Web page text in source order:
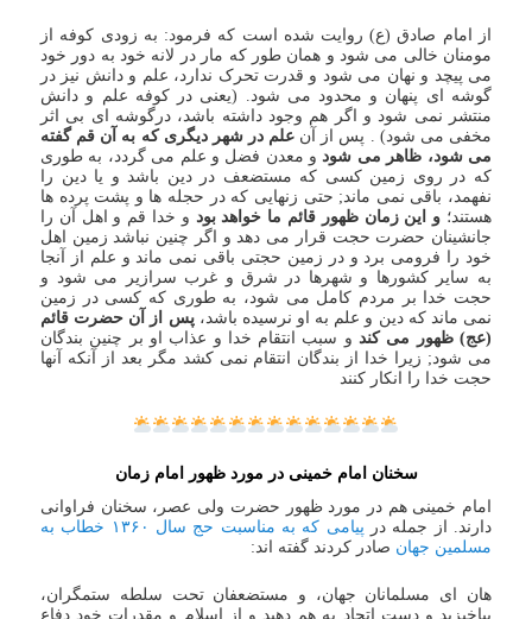
از امام صادق (ع) روایت شده است که فرمود: به زودی کوفه از
مومنان خالی می شود و همان طور که مار در لانه خود به دور خود
می پیچد و نهان می شود و قدرت تحرک ندارد، علم و دانش نیز در
گوشه ای پنهان و محدود می شود. (یعنی در کوفه علم و دانش
منتشر نمی شود و اگر هم وجود داشته باشد، درگوشه ای بی اثر
مخفی می شود) . پس از آن علم در شهر دیگری که به آن قم گفته
می شود، ظاهر می شودو معدن فضل و علم می گردد، به طوری
که در روی زمین کسی که مستضعف در دین باشد و یا دین را
نفهمد، باقی نمی ماند; حتی زنهایی که در حجله ها و پشت پرده ها
هستند؛ و این زمان ظهور قائم ما خواهد بود و خدا قم و اهل آن را
جانشینان حضرت حجت قرار می دهد و اگر چنین نباشد زمین اهل
خود را فرومی برد و در زمین حجتی باقی نمی ماند و علم از آنجا
به سایر کشورها و شهرها در شرق و غرب سرازیر می شود و
حجت خدا بر مردم کامل می شود، به طوری که کسی در زمین
نمی ماند که دین و علم به او نرسیده باشد،پس از آن حضرت قائم
(عج) ظهور می کندو سبب انتقام خدا و عذاب او بر چنین بندگان
می شود; زیرا خدا از بندگان انتقام نمی کشد مگر بعد از آنکه آنها
حجت خدا را انکار کنند
سخنان امام خمینی در مورد ظهور امام زمان
امام خمینی هم در مورد ظهور حضرت ولی عصر، سخنان فراوانی
دارند. از جمله در
پیامی که به مناسبت حج سال ۱۳۶۰ خطاب به
مسلمین جهان صادر کردند گفته اند:
هان‌ ای مسلمانان جهان، و مستضعفان تحت سلطه ستمگران،
بپاخیزید و دست اتحاد به هم دهید و از اسلام و مقدرات خود دفاع